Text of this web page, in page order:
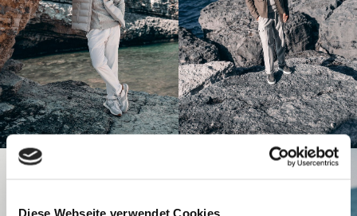
Diese Webseite verwendet Cookies